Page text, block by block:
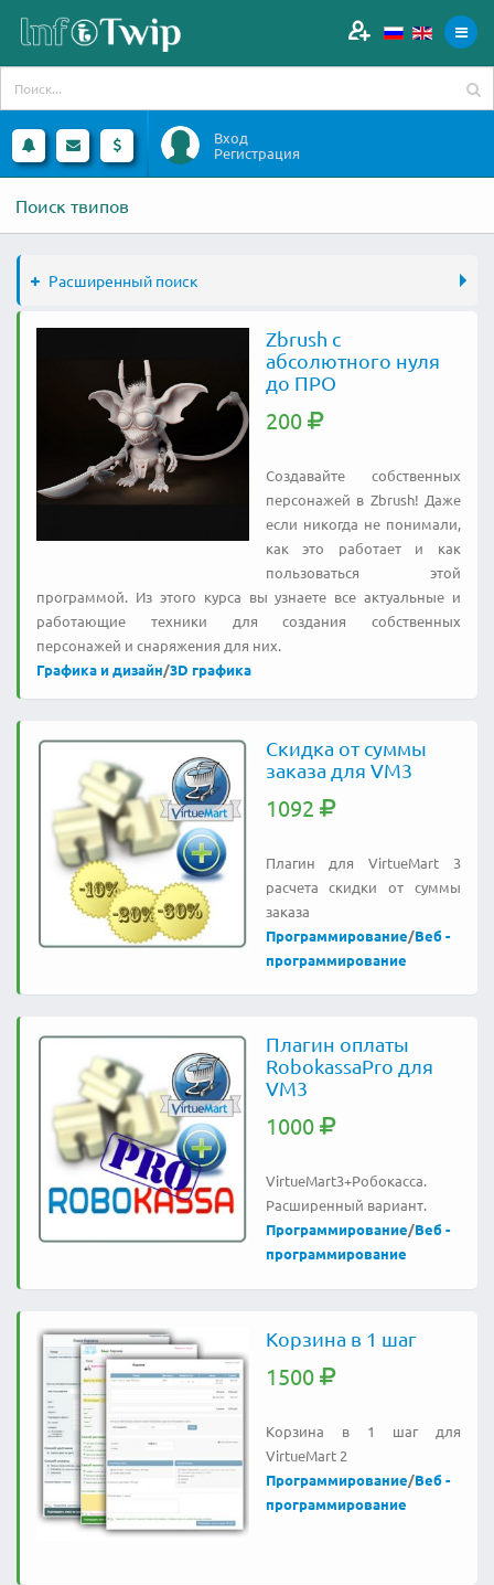
Вход
Регистрация
Поиск твипов
Расширенный поиск
Zbrush с
абсолютного нуля
до ПРО
200
Создавайте собственных
персонажей в Zbrush! Даже
если никогда не понимали,
как это работает и как
пользоваться этой
программой. Из этого курса вы узнаете все актуальные и
работающие техники для создания собственных
персонажей и снаряжения для них.
Графика и дизайн/3D графика
Скидка от суммы
заказа для VM3
1092
Плагин для VirtueMart 3
расчета скидки от суммы
заказа
Программирование/Веб -
программирование
Плагин оплаты
RobokassaPro для
VM3
1000
VirtueMart3+Робокасса.
Расширенный вариант.
Программирование/Веб -
программирование
Корзина в 1 шаг
1500
Корзина в 1 шаг для
VirtueMart 2
Программирование/Веб -
программирование